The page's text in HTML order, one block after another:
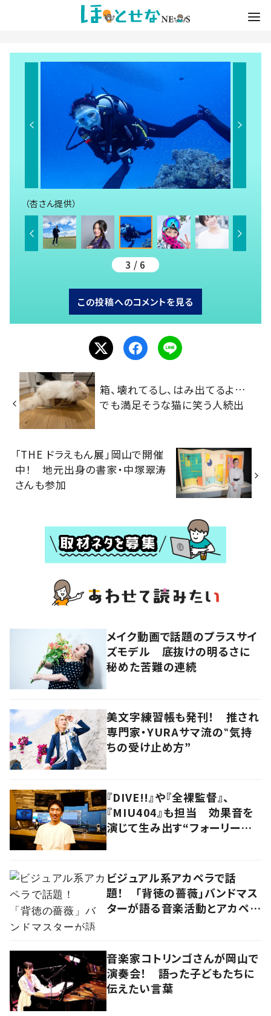
（杏さん提供）
3 / 6
この投稿へのコメントを見る
箱、壊れてるし、はみ出てるよ…
でも満足そうな猫に笑う人続出
「THE ドラえもん展」岡山で開催
中！ 地元出身の書家・中塚翠涛
さんも参加
メイク動画で話題のプラスサイ
ズモデル 底抜けの明るさに
秘めた苦難の連続
美文字練習帳も発刊！ 推され
専門家・YURAサマ流の‟気持
ちの受け止め方”
『DIVE!!』や『全裸監督』、
『MIU404』も担当 効果音を
演じて生み出す“フォーリーア
ビジュアル系アカペラで話
題！ 「背徳の薔薇」バンドマス
ターが語る音楽活動とアカペラ
音楽家コトリンゴさんが岡山で
演奏会！ 語った子どもたちに
伝えたい言葉